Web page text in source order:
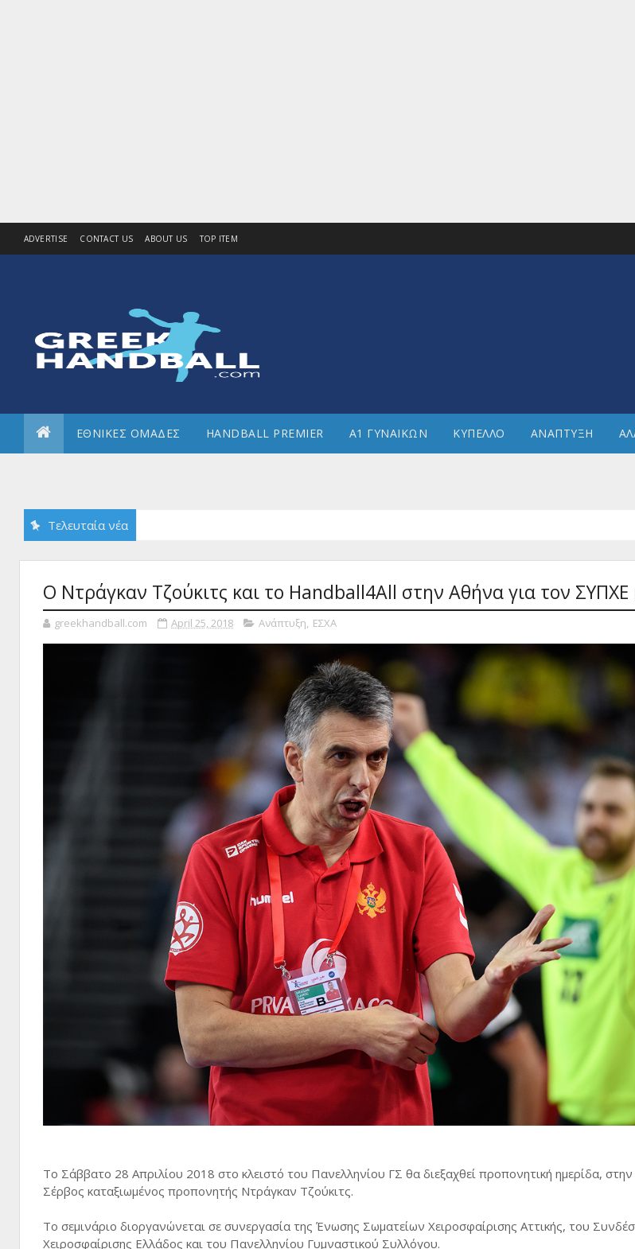
ADVERTISE CONTACT US ABOUT US TOP ITEM
ΕΘΝΙΚΕΣ ΟΜΑΔΕΣ HANDBALL PREMIER Α1 ΓΥΝΑΙΚΩΝ ΚΥΠΕΛΛΟ ΑΝΑΠΤΥΞΗ
Τελευταία νέα
Ο Ντράγκαν Τζούκιτς και το Handball4All στην Αθήνα για τον ΣΥΠΧΕ
greekhandball.com April 25, 2018 Ανάπτυξη, ΕΣΧΑ
Το Σάββατο 28 Απριλίου 2018 στο κλειστό του Πανελληνίου ΓΣ θα διεξαχθεί προπονητική ημερίδα, στην
Σέρβος καταξιωμένος προπονητής Ντράγκαν Τζούκιτς.
Το σεμινάριο διοργανώνεται σε συνεργασία της Ένωσης Σωματείων Χειροσφαίρισης Αττικής, του
Χειροσφαίρισης Ελλάδος και του Πανελληνίου Γυμναστικού Συλλόγου.